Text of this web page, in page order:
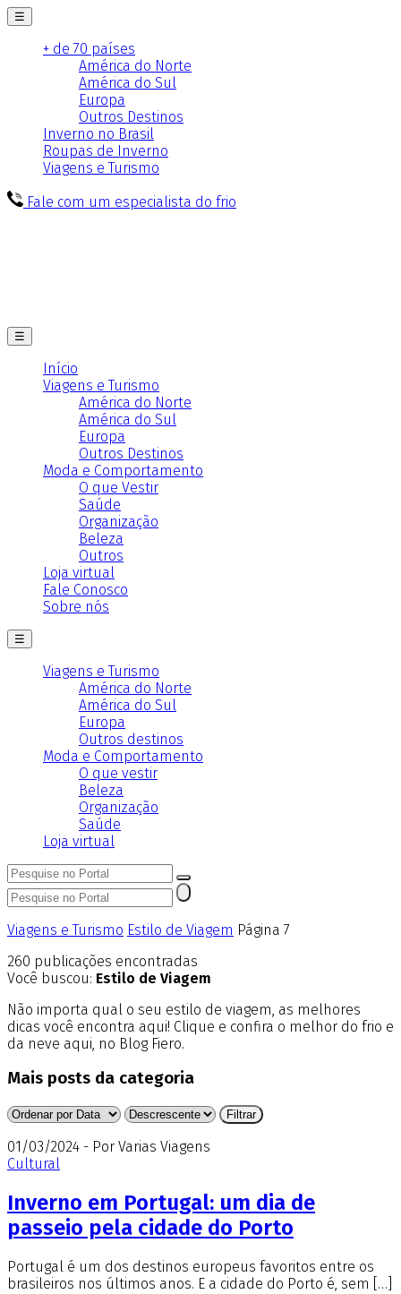
☰
+ de 70 países
América do Norte
América do Sul
Europa
Outros Destinos
Inverno no Brasil
Roupas de Inverno
Viagens e Turismo
Fale com um especialista do frio
☰
Início
Viagens e Turismo
América do Norte
América do Sul
Europa
Outros Destinos
Moda e Comportamento
O que Vestir
Saúde
Organização
Beleza
Outros
Loja virtual
Fale Conosco
Sobre nós
☰
Viagens e Turismo
América do Norte
América do Sul
Europa
Outros destinos
Moda e Comportamento
O que vestir
Beleza
Organização
Saúde
Loja virtual
Viagens e Turismo Estilo de Viagem Página 7
260 publicações encontradas
Você buscou: Estilo de Viagem
Não importa qual o seu estilo de viagem, as melhores
dicas você encontra aqui! Clique e confira o melhor do frio e
da neve aqui, no Blog Fiero.
Mais posts da categoria
01/03/2024 - Por Varias Viagens
Cultural
Inverno em Portugal: um dia de
passeio pela cidade do Porto
Portugal é um dos destinos europeus favoritos entre os
brasileiros nos últimos anos. E a cidade do Porto é, sem […]